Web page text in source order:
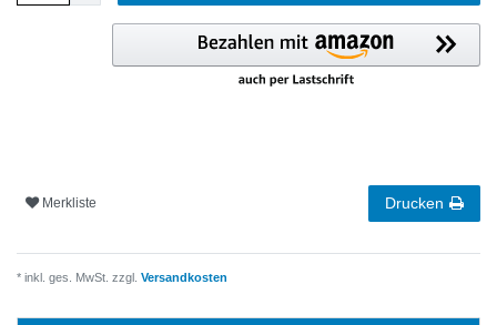
Merkliste Drucken
* inkl. ges. MwSt. zzgl. Versandkosten